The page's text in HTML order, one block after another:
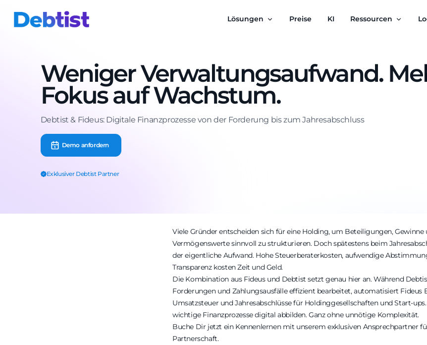
Lösungen Preise KI Ressourcen
Weniger Verwaltungsaufwand.
Fokus auf Wachstum.
Debtist & Fideus: Digitale Finanzprozesse von der Forderung bis zum Jahresabschluss
Demo anfordern
Exklusiver Debtist Partner
Viele Gründer entscheiden sich für eine Holding, um Beteiligungen, Gewinne
Vermögenswerte sinnvoll zu strukturieren. Doch spätestens beim
der eigentliche Aufwand. Hohe Steuerberaterkosten, aufwendige
Transparenz kosten Zeit und Geld.
Die Kombination aus Fideus und Debtist setzt genau hier an. Während
Forderungen und Zahlungsausfälle effizient bearbeitet, automatisiert Fideus
Umsatzsteuer und Jahresabschlüsse für Holdinggesellschaften und Start-ups.
wichtige Finanzprozesse digital abbilden. Ganz ohne unnötige Komplexität.
Buche Dir jetzt ein Kennenlernenmit unserem exklusiven Ansprechpartner
Partnerschaft.